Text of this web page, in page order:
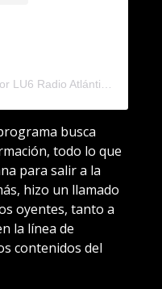
Una publicación compartida por LU6 Radio Atlántica (@radioatlanticalu6)
busca
todo lo que
para salir a la
hizo un llamado
oyentes, tanto a
la línea de
contenidos del